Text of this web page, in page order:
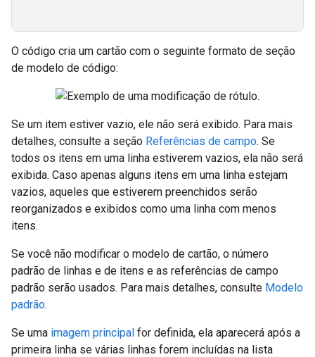
O código cria um cartão com o seguinte formato de seção
de modelo de código:
Se um item estiver vazio, ele não será exibido. Para mais
detalhes, consulte a seção Referências de campo. Se
todos os itens em uma linha estiverem vazios, ela não será
exibida. Caso apenas alguns itens em uma linha estejam
vazios, aqueles que estiverem preenchidos serão
reorganizados e exibidos como uma linha com menos
itens.
Se você não modificar o modelo de cartão, o número
padrão de linhas e de itens e as referências de campo
padrão serão usados. Para mais detalhes, consulte Modelo
padrão.
Se uma imagem principal for definida, ela aparecerá após a
primeira linha se várias linhas forem incluídas na lista